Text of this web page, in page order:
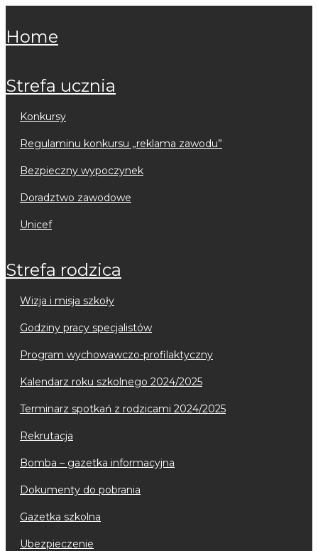
home
strefa ucznia
konkursy
regulaminu konkursu „reklama zawodu”
bezpieczny wypoczynek
doradztwo zawodowe
unicef
strefa rodzica
wizja i misja szkoły
godziny pracy specjalistów
program wychowawczo-profilaktyczny
kalendarz roku szkolnego 2024/2025
terminarz spotkań z rodzicami 2024/2025
rekrutacja
bomba – gazetka informacyjna
dokumenty do pobrania
gazetka szkolna
ubezpieczenie